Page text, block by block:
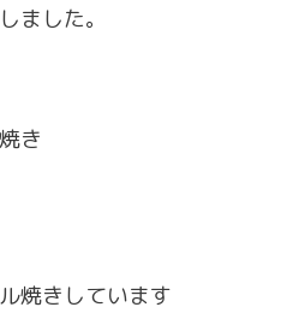
ました。
き
焼きしています